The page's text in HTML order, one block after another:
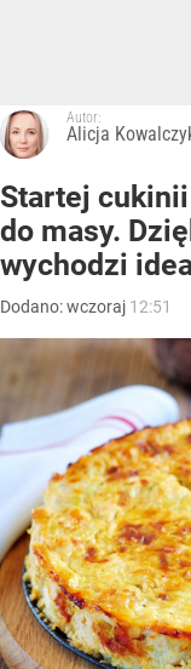
Autor:
Alicja
Startej
do masy.
wychodzi
Dodano:wczoraj 12:51